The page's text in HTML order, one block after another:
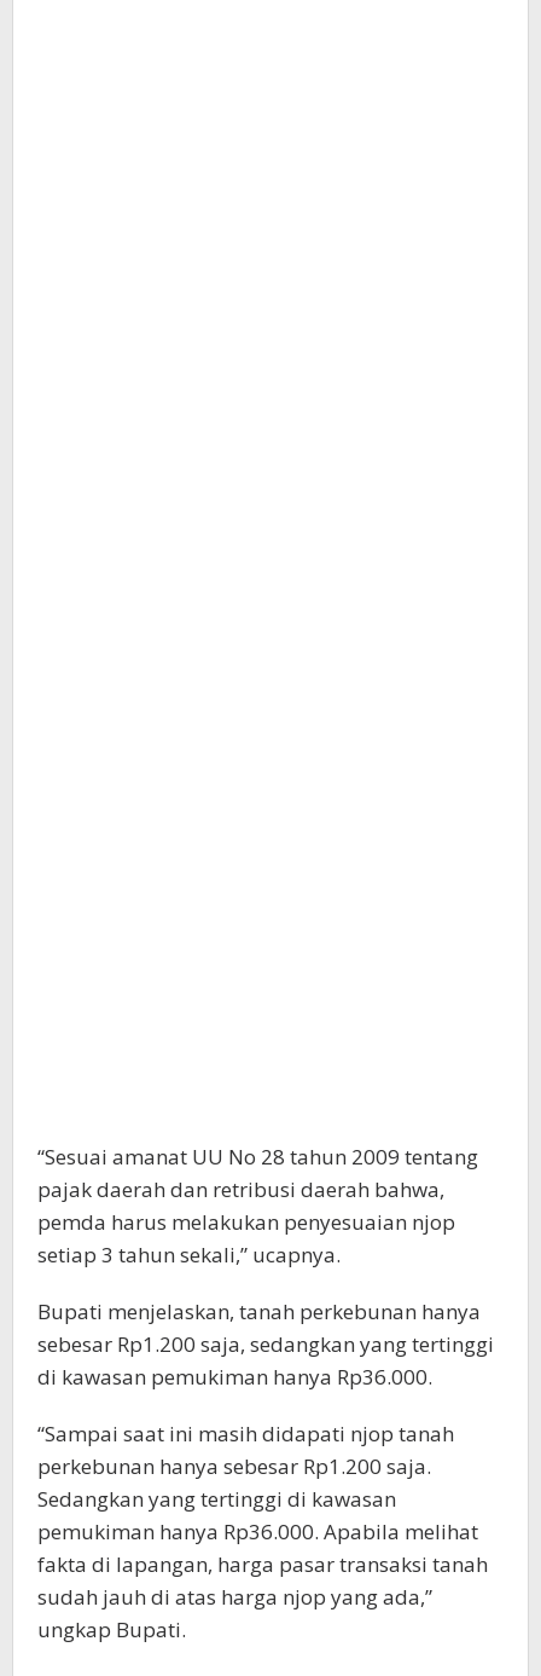
“Sesuai amanat UU No 28 tahun 2009 tentang
pajak daerah dan retribusi daerah bahwa,
pemda harus melakukan penyesuaian njop
setiap 3 tahun sekali,” ucapnya.
Bupati menjelaskan, tanah perkebunan hanya
sebesar Rp1.200 saja, sedangkan yang tertinggi
di kawasan pemukiman hanya Rp36.000.
“Sampai saat ini masih didapati njop tanah
perkebunan hanya sebesar Rp1.200 saja.
Sedangkan yang tertinggi di kawasan
pemukiman hanya Rp36.000. Apabila melihat
fakta di lapangan, harga pasar transaksi tanah
sudah jauh di atas harga njop yang ada,”
ungkap Bupati.